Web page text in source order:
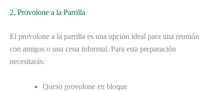
2. Provolone a la Parrilla
El provolone a la parrilla es una opción ideal para una reunión
con amigos o una cena informal. Para esta preparación
necesitarás:
Queso provolone en bloque